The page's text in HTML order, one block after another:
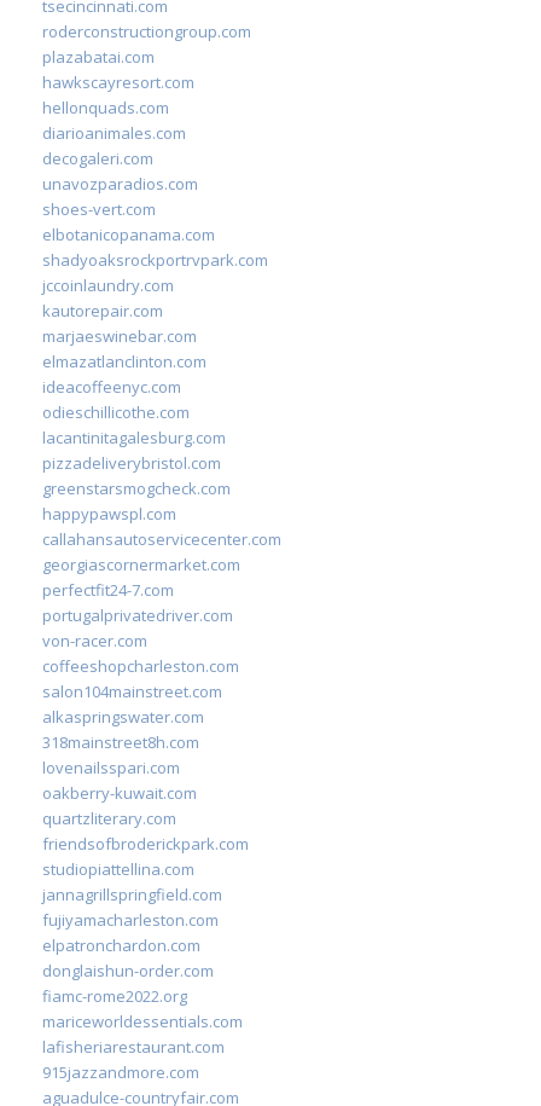
tsecincinnati.com
roderconstructiongroup.com
plazabatai.com
hawkscayresort.com
hellonquads.com
diarioanimales.com
decogaleri.com
unavozparadios.com
shoes-vert.com
elbotanicopanama.com
shadyoaksrockportrvpark.com
jccoinlaundry.com
kautorepair.com
marjaeswinebar.com
elmazatlanclinton.com
ideacoffeenyc.com
odieschillicothe.com
lacantinitagalesburg.com
pizzadeliverybristol.com
greenstarsmogcheck.com
happypawspl.com
callahansautoservicecenter.com
georgiascornermarket.com
perfectfit24-7.com
portugalprivatedriver.com
von-racer.com
coffeeshopcharleston.com
salon104mainstreet.com
alkaspringswater.com
318mainstreet8h.com
lovenailsspari.com
oakberry-kuwait.com
quartzliterary.com
friendsofbroderickpark.com
studiopiattellina.com
jannagrillspringfield.com
fujiyamacharleston.com
elpatronchardon.com
donglaishun-order.com
fiamc-rome2022.org
mariceworldessentials.com
lafisheriarestaurant.com
915jazzandmore.com
aguadulce-countryfair.com